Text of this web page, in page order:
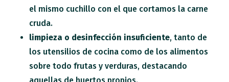
el mismo cuchillo con el que cortamos la carne
cruda.
limpieza o desinfección insuficiente, tanto de
los utensilios de cocina como de los alimentos
sobre todo frutas y verduras, destacando
aquellas de huertos propios.